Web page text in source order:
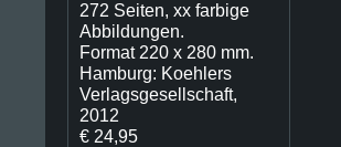
272 Seiten, xx farbige
Abbildungen.
Format 220 x 280 mm.
Hamburg: Koehlers
Verlagsgesellschaft,
2012
€ 24,95